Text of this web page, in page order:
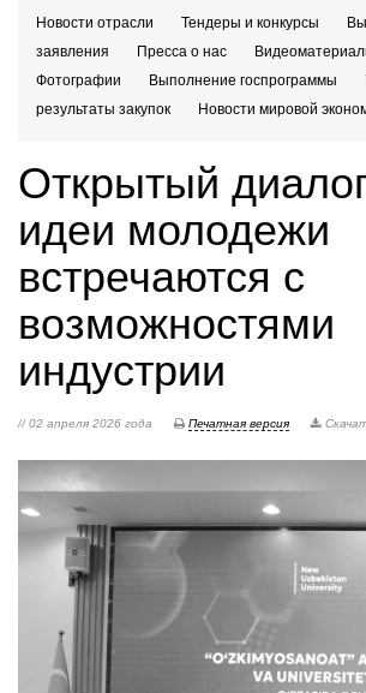
Новости отрасли Тендеры и конкурсы
заявления
Пресса о нас
Фотографии
Выполнение госпрограммы
результаты закупок
Новости мировой
Открытый
идеи молодежи
встречаются с
возможностями
индустрии
// 02 апреля 2026 года Печатная версия